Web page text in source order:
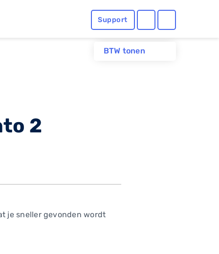
Support
BTW tonen
2
je sneller gevonden wordt